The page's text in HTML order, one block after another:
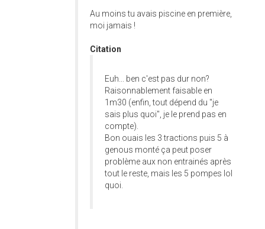
Au moins tu avais piscine en première,
moi jamais !
Citation
Euh... ben c'est pas dur non?
Raisonnablement faisable en
1m30 (enfin, tout dépend du "je
sais plus quoi", je le prend pas en
compte).
Bon ouais les 3 tractions puis 5 à
genous monté ça peut poser
problème aux non entrainés après
tout le reste, mais les 5 pompes lol
quoi.